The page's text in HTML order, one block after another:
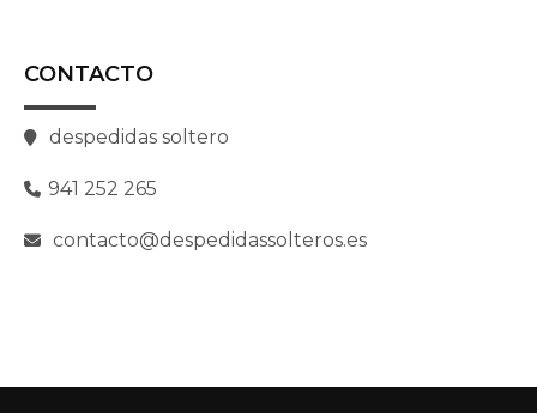
CONTACTO
despedidas soltero
941 252 265
contacto@despedidassolteros.es